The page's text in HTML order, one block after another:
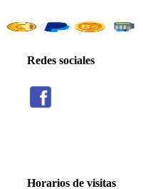
Redes sociales
Horarios de visitas